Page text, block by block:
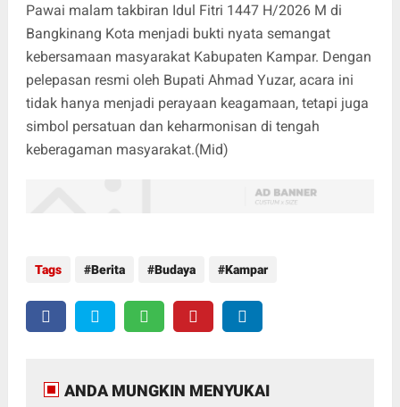
Pawai malam takbiran Idul Fitri 1447 H/2026 M di
Bangkinang Kota menjadi bukti nyata semangat
kebersamaan masyarakat Kabupaten Kampar. Dengan
pelepasan resmi oleh Bupati Ahmad Yuzar, acara ini
tidak hanya menjadi perayaan keagamaan, tetapi juga
simbol persatuan dan keharmonisan di tengah
keberagaman masyarakat.(Mid)
Tags Berita Budaya Kampar
ANDA MUNGKIN MENYUKAI